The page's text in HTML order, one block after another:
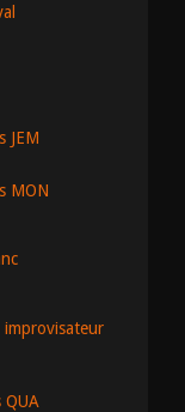
JEM
MON
improvisateur
QUA